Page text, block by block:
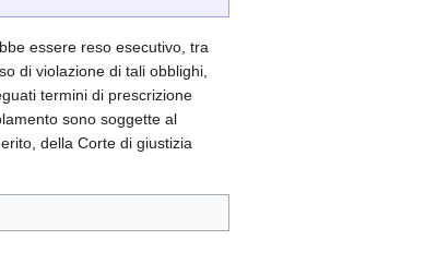
essere reso esecutivo, tra
di violazione di tali obblighi,
termini di prescrizione
sono soggette al
della Corte di giustizia